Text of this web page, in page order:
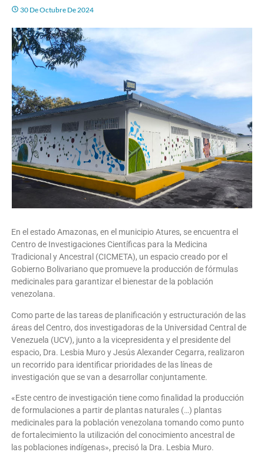
30 De Octubre De 2024
En el estado Amazonas, en el municipio Atures, se encuentra el
Centro de Investigaciones Científicas para la Medicina
Tradicional y Ancestral (CICMETA), un espacio creado por el
Gobierno Bolivariano que promueve la producción de fórmulas
medicinales para garantizar el bienestar de la población
venezolana.
Como parte de las tareas de planificación y estructuración de las
áreas del Centro, dos investigadoras de la Universidad Central de
Venezuela (UCV), junto a la vicepresidenta y el presidente del
espacio, Dra. Lesbia Muro y Jesús Alexander Cegarra, realizaron
un recorrido para identificar prioridades de las líneas de
investigación que se van a desarrollar conjuntamente.
«Este centro de investigación tiene como finalidad la producción
de formulaciones a partir de plantas naturales (…) plantas
medicinales para la población venezolana tomando como punto
de fortalecimiento la utilización del conocimiento ancestral de
las poblaciones indígenas», precisó la Dra. Lesbia Muro.